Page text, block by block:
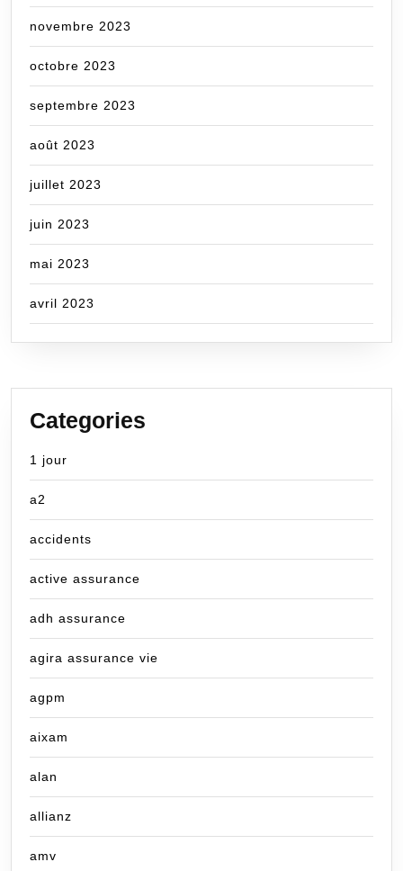
novembre 2023
octobre 2023
septembre 2023
août 2023
juillet 2023
juin 2023
mai 2023
avril 2023
Categories
1 jour
a2
accidents
active assurance
adh assurance
agira assurance vie
agpm
aixam
alan
allianz
amv